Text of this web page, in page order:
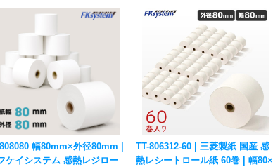
幅80mm×外径80mm |
ケイシステム 感熱レジロー
TT-806312-60 | 三菱製紙 国産 感
熱レシートロール紙 60巻 | 幅80×